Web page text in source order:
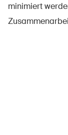
minimiert